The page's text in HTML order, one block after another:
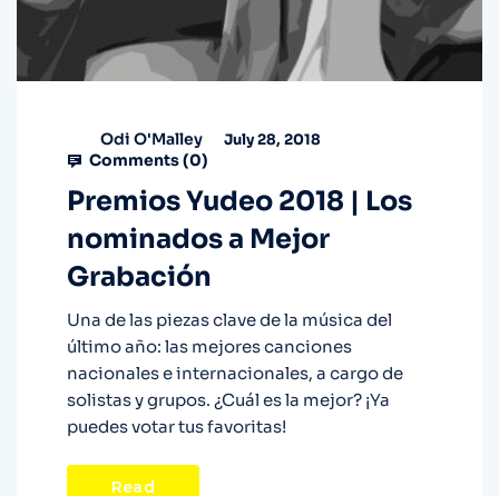
Odi O'Malley July 28, 2018
Comments (0)
Premios Yudeo 2018 | Los
nominados a Mejor
Grabación
Una de las piezas clave de la música del
último año: las mejores canciones
nacionales e internacionales, a cargo de
solistas y grupos. ¿Cuál es la mejor? ¡Ya
puedes votar tus favoritas!
Read